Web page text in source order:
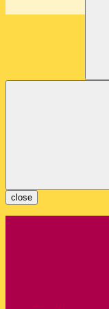
close